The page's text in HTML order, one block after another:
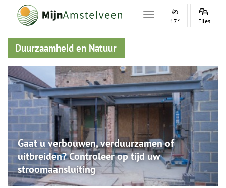
Toggle navigation
17° Files
Duurzaamheid en Natuur
Gaat u verbouwen, verduurzamen of
uitbreiden? Controleer op tijd uw
stroomaansluiting